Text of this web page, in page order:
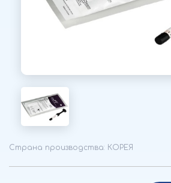
Страна производства: КОРЕЯ